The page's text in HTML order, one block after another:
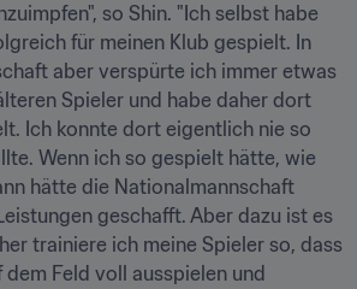
so Shin. "Ich selbst habe
für meinen Klub gespielt. In
aber verspürte ich immer etwas
Spieler und habe daher dort
Ich konnte dort eigentlich nie so
Wenn ich so gespielt hätte, wie
hätte die Nationalmannschaft
geschafft. Aber dazu ist es
trainiere ich meine Spieler so, dass
Feld voll ausspielen und